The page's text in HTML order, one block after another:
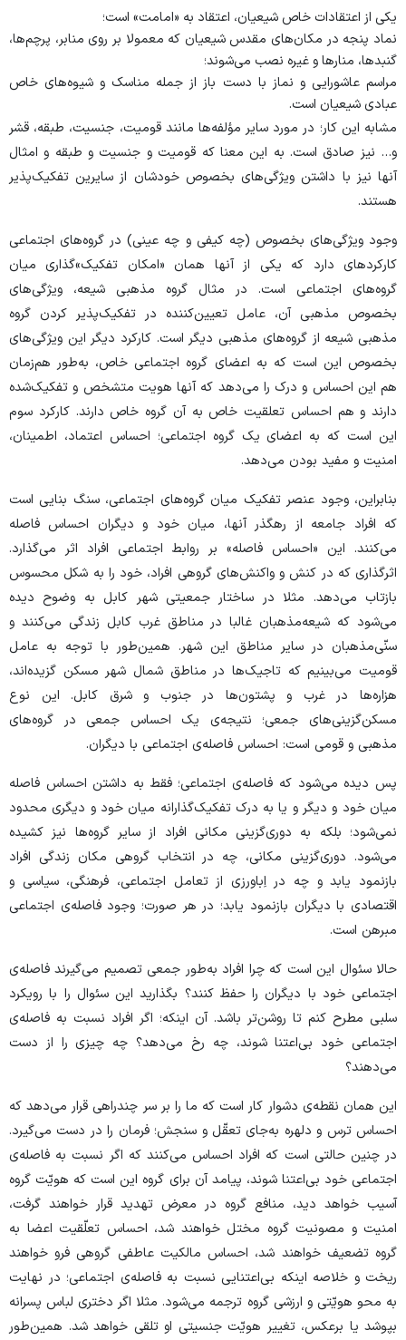
یکی از اعتقادات خاص شیعیان، اعتقاد به «امامت» است؛
نماد پنجه در مکان‌های مقدس شیعیان که معمولا بر روی منابر، پرچم‌ها،
گنبدها، منارها و غیره نصب می‌شوند؛
مراسم عاشورایی و نماز با دست باز از جمله مناسک و شیوه‌های خاص
عبادی شیعیان است.
مشابه این کار؛ در مورد سایر مؤلفه‌ها مانند قومیت، جنسیت، طبقه، قشر
و… نیز صادق است. به این معنا که قومیت و جنسیت و طبقه و امثال
آنها نیز با داشتن ویژگی‌های بخصوص خودشان از سایرین تفکیک‌پذیر
هستند.
وجود ویژگی‌های بخصوص (چه کیفی و چه عینی) در گروه‌های اجتماعی
کارکردهای دارد که یکی از آنها همان «امکان تفکیک»گذاری میان
گروه‌های اجتماعی است. در مثال گروه مذهبی شیعه، ویژگی‌های
بخصوص مذهبی آن، عامل تعیین‌کننده در تفکیک‌پذیر کردن گروه
مذهبی شیعه از گروه‌های مذهبی دیگر است. کارکرد دیگر این ویژگی‌های
بخصوص این است که به اعضای گروه اجتماعی خاص، به‌طور هم‌زمان
هم این احساس و درک را می‌دهد که آنها هویت متشخص و تفکیک‌شده
دارند و هم احساس تعلقیت خاص به آن گروه خاص دارند. کارکرد سوم
این است که به اعضای یک گروه اجتماعی؛ احساس اعتماد، اطمینان،
امنیت و مفید بودن می‌دهد.
بنابراین، وجود عنصر تفکیک میان گروه‌های اجتماعی، سنگ بنایی است
که افراد جامعه از رهگذر آنها، میان خود و دیگران احساس فاصله
می‌کنند. این «احساس فاصله» بر روابط اجتماعی افراد اثر می‌گذارد.
اثرگذاری که در کنش و واکنش‌های گروهی افراد، خود را به شکل محسوس
بازتاب می‌دهد. مثلا در ساختار جمعیتی شهر کابل به وضوح دیده
می‌شود که شیعه‌مذهبان غالبا در مناطق غرب کابل زندگی می‌کنند و
سنّی‌مذهبان در سایر مناطق این شهر. همین‌طور با توجه به عامل
قومیت می‌بینیم که تاجیک‌ها در مناطق شمال شهر مسکن گزیده‌اند،
هزاره‌ها در غرب و پشتون‌ها در جنوب و شرق کابل. این نوع
مسکن‌گزینی‌های جمعی؛ نتیجه‌ی یک احساس جمعی در گروه‌های
مذهبی و قومی است: احساس فاصله‌ی اجتماعی با دیگران.
پس دیده می‌شود که فاصله‌ی اجتماعی؛ فقط به داشتن احساس فاصله
میان خود و دیگر و یا به درک تفکیک‌گذارانه میان خود و دیگری محدود
نمی‌شود؛ بلکه به دوری‌گزینی مکانی افراد از سایر گروه‌ها نیز کشیده
می‌شود. دوری‌گزینی مکانی، چه در انتخاب گروهی مکان زندگی افراد
بازنمود یابد و چه در اِباورزی از تعامل اجتماعی، فرهنگی، سیاسی و
اقتصادی با دیگران بازنمود یابد؛ در هر صورت؛ وجود فاصله‌ی اجتماعی
مبرهن است.
حالا سئوال این است که چرا افراد به‌طور جمعی تصمیم می‌گیرند فاصله‌ی
اجتماعی‌ خود با دیگران را حفظ کنند؟ بگذارید این سئوال را با رویکرد
سلبی مطرح کنم تا روشن‌تر باشد. آن اینکه؛ اگر افراد نسبت به فاصله‌ی
اجتماعی‌ خود بی‌اعتنا شوند، چه رخ می‌دهد؟ چه چیزی را از دست
می‌دهند؟
این همان نقطه‌ی دشوار کار است که ما را بر سر چندراهی قرار می‌دهد که
احساس ترس و دلهره به‌جای تعقّل و سنجش؛ فرمان را در دست می‌گیرد.
در چنین حالتی است که افراد احساس می‌کنند که اگر نسبت به فاصله‌ی
اجتماعی‌ خود بی‌اعتنا شوند، پیامد آن برای گروه این است که هویّت گروه
آسیب خواهد دید، منافع گروه در معرض تهدید قرار خواهند گرفت،
امنیت و مصونیت گروه مختل خواهند شد، احساس تعلّقیت اعضا به
گروه تضعیف خواهند شد، احساس مالکیت عاطفی گروهی فرو خواهند
ریخت و خلاصه اینکه بی‌اعتنایی نسبت به فاصله‌ی اجتماعی؛ در نهایت
به محو هویّتی و ارزشی گروه ترجمه می‌شود. مثلا اگر دختری لباس پسرانه
بپوشد یا برعکس، تغییر هویّت جنسیتی او تلقی خواهد شد. همین‌طور